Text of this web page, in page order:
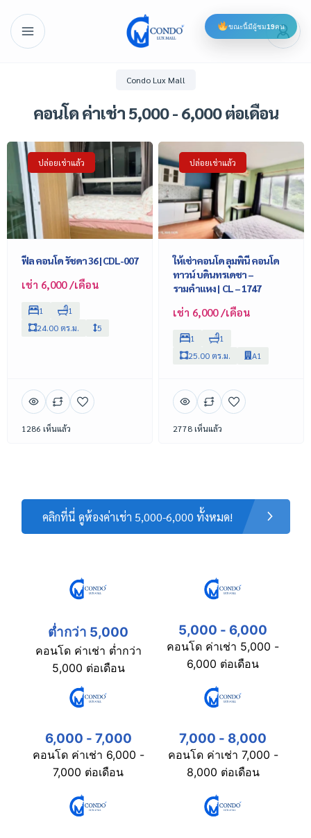
Condo Lux Mall
คอนโด ค่าเช่า 5,000 - 6,000 ต่อเดือน
ปล่อยเช่าแล้ว
ฟีล คอนโด รัชดา 36 | CDL-007
เช่า 6,000 /เดือน
1
1
24.00 ตร.ม.
5
1286 เห็นแล้ว
ปล่อยเช่าแล้ว
ให้เช่าคอนโด ลุมพินี คอนโด
ทาวน์ บดินทรเดชา –
รามคำแหง | CL – 1747
เช่า 6,000 /เดือน
1
1
25.00 ตร.ม.
A1
2778 เห็นแล้ว
คลิกที่นี่ ดูห้องค่าเช่า 5,000-6,000 ทั้งหมด!
ต่ำกว่า 5,000
คอนโด ค่าเช่า ต่ำกว่า
5,000 ต่อเดือน
5,000 - 6,000
คอนโด ค่าเช่า 5,000 -
6,000 ต่อเดือน
6,000 - 7,000
คอนโด ค่าเช่า 6,000 -
7,000 ต่อเดือน
7,000 - 8,000
คอนโด ค่าเช่า 7,000 -
8,000 ต่อเดือน
ขณะนี้มีผู้ชม19คน